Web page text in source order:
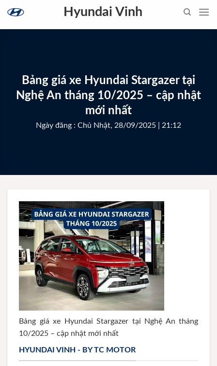
content
Hyundai Vinh
Bảng giá xe Hyundai Stargazer tại
Nghệ An tháng 10/2025 – cập nhật
mới nhất
Ngày đăng : Chủ Nhật, 28/09/2025 | 21:12
Bảng giá xe Hyundai Stargazer tại Nghệ An tháng
10/2025 – cập nhật mới nhất
HYUNDAI VINH - BY TC MOTOR